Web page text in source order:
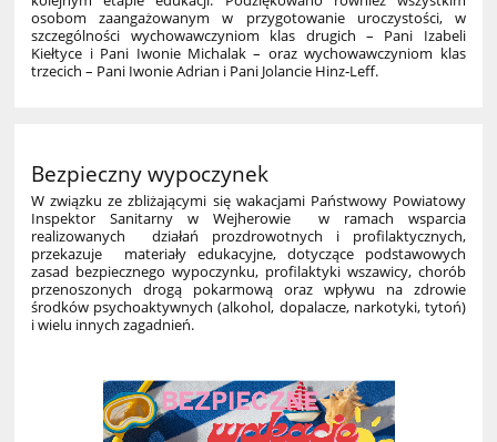
osobom zaangażowanym w przygotowanie uroczystości, w
szczególności wychowawczyniom klas drugich – Pani Izabeli
Kiełtyce i Pani Iwonie Michalak – oraz wychowawczyniom klas
trzecich – Pani Iwonie Adrian i Pani Jolancie Hinz‑Leff.
Bezpieczny wypoczynek
W związku ze zbliżającymi się wakacjami Państwowy Powiatowy
Inspektor Sanitarny w Wejherowie w ramach wsparcia
realizowanych działań prozdrowotnych i profilaktycznych,
przekazuje materiały edukacyjne, dotyczące podstawowych
zasad bezpiecznego wypoczynku, profilaktyki wszawicy, chorób
przenoszonych drogą pokarmową oraz wpływu na zdrowie
środków psychoaktywnych (alkohol, dopalacze, narkotyki, tytoń)
i wielu innych zagadnień.